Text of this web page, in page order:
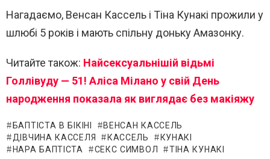
Нагадаємо, Венсан Кассель і Тіна Кунакі прожили у
шлюбі 5 років і мають спільну доньку Амазонку.
Читайте також: Найсексуальнішій відьмі
Голлівуду — 51! Аліса Мілано у свій День
народження показала як виглядає без макіяжу
БАПТІСТА В БІКІНІ
ВЕНСАН КАССЕЛЬ
ДІВЧИНА КАССЕЛЯ
КАССЕЛЬ
КУНАКІ
НАРА БАПТІСТА
СЕКС СИМВОЛ ТІНА КУНАКІ